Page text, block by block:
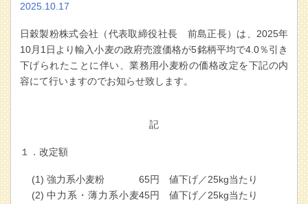
2025.10.17
日穀製粉株式会社（代表取締役社長 前島正長）は、2025年
10月1日より輸入小麦の政府売渡価格が5銘柄平均で4.0％引き
下げられたことに伴い、業務用小麦粉の価格改定を下記の内
容にて行いますのでお知らせ致します。
記
１．改定額
(1) 強力系小麦粉
65円 値下げ／25kg当たり
(2) 中力系・薄力系小麦45円 値下げ／25kg当たり